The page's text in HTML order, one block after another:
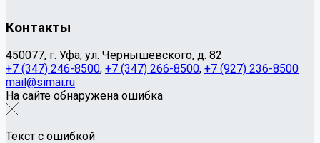
Контакты
450077, г. Уфа, ул. Чернышевского, д. 82
+7 (347) 246-8500, +7 (347) 266-8500, +7 (927) 236-8500
mail@simai.ru
На сайте обнаружена ошибка
Текст с ошибкой